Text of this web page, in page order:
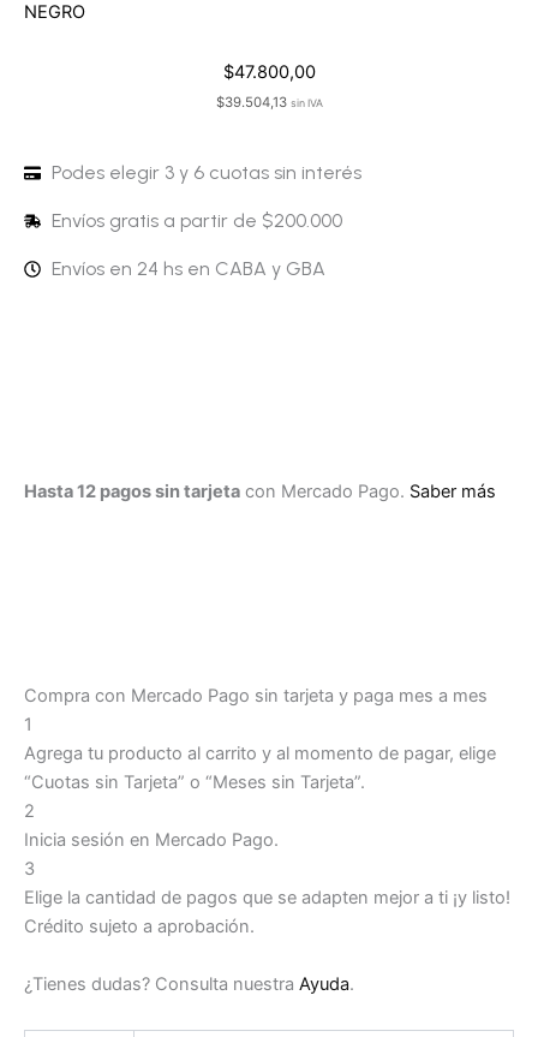
NEGRO
$47.800,00
$39.504,13 sin IVA
Podes elegir 3 y 6 cuotas sin interés
Envíos gratis a partir de $200.000
Envíos en 24 hs en CABA y GBA
Hasta 12 pagos sin tarjeta con Mercado Pago. Saber más
Compra con Mercado Pago sin tarjeta y paga mes a mes
1
Agrega tu producto al carrito y al momento de pagar, elige
“Cuotas sin Tarjeta” o “Meses sin Tarjeta”.
2
Inicia sesión en Mercado Pago.
3
Elige la cantidad de pagos que se adapten mejor a ti ¡y listo!
Crédito sujeto a aprobación.
¿Tienes dudas? Consulta nuestra Ayuda.